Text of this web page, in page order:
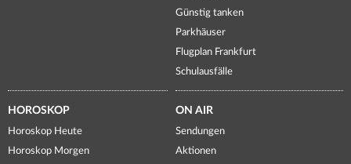
Günstig tanken
Parkhäuser
Flugplan Frankfurt
Schulausfälle
HOROSKOP
Horoskop Heute
Horoskop Morgen
ON AIR
Sendungen
Aktionen